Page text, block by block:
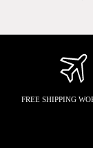
FREE SHIPPING